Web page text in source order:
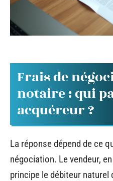
Frais de
notaire : qui
acquéreur ?
La réponse dépend de ce
négociation. Le vendeur,
principe le débiteur naturel